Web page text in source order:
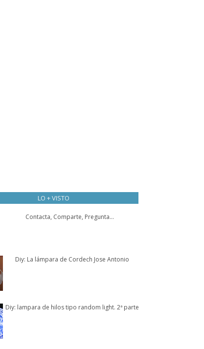
LO + VISTO
Contacta, Comparte, Pregunta...
Diy: La lámpara de Cordech Jose Antonio
Diy: lampara de hilos tipo random light. 2ª parte